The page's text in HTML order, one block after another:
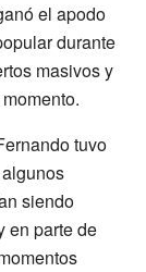
el apodo
durante
masivos y
tuvo
siendo
en parte de